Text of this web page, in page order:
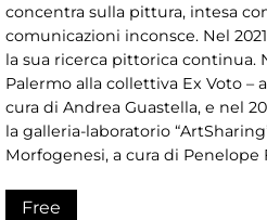
concentra sulla pittura, intesa
comunicazioni inconsce. Nel
la sua ricerca pittorica continua.
Palermo alla collettiva Ex Voto –
cura di Andrea Guastella, e nel
la galleria-laboratorio
Morfogenesi, a cura di Penelope
Free